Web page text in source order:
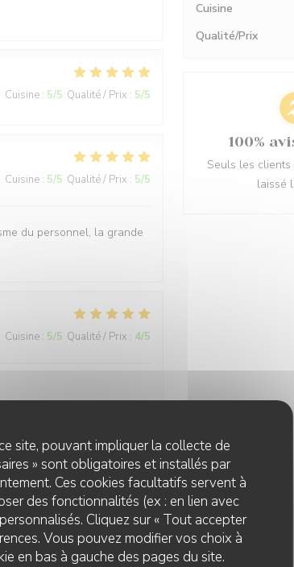
site, pouvant impliquer la collecte de
» sont obligatoires et installés par
Ces cookies facultatifs servent à
des fonctionnalités (ex : en lien avec
Cliquez sur « Tout accepter
Vous pouvez modifier vos choix à
en bas à gauche des pages du site.
Cuisine : 5/5 Qualité / Prix : 5/5
Cuisine : 5/5 Qualité / Prix : 5/5
du personnel, la grande
Cuisine : 5/5 Qualité / Prix : 4/5
Cuisine /5 Qualité / Prix :
n'est pas (plus) à la
apporter les assiettes.
Cuisine
Qualité/Prix
100%
Seuls les
laissé